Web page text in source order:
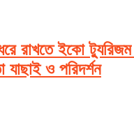
ধরে রাখতে ইকো
যাছাই ও পরিদর্শন